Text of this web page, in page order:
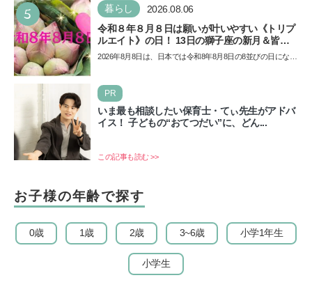
5 暮らし 2026.08.06
令和８年８月８日は願いが叶いやすい《トリプ
ルエイト》の日！ 13日の獅子座の新月＆皆既
日食の影響にも注目
2026年8月8日は、日本では令和8年8月8日の8並びの日になり
PR
いま最も相談したい保育士・てぃ先生がアドバ
イス！ 子どもの“おてつだい”に、どん...
この記事も読む >>
お子様の年齢で探す
0歳 1歳 2歳 3~6歳 小学1年生
小学生